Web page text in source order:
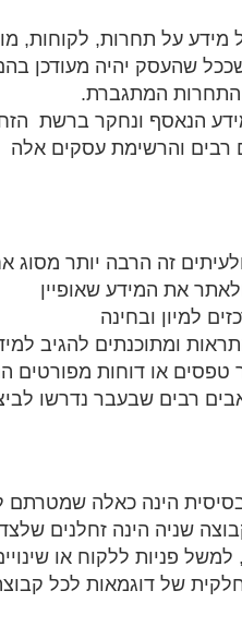
על תחרות, לקוחות,
שהעסק יהיה מעודכן
התחרות המתגברת.
הנאסף ונחקר ברשת
רבים והרשימת עסקים
זה הרבה יותר מסוג
את המידע שאופיין
למיון ובחינה
ומתוכנתים להגיב
טפסים או דוחות מפורטים
רבים שבעבר נדרשו
הינה כאלה שמטרתם
שניה הינה זחלנים
פניות ללקוח או
של דוגמאות לכל